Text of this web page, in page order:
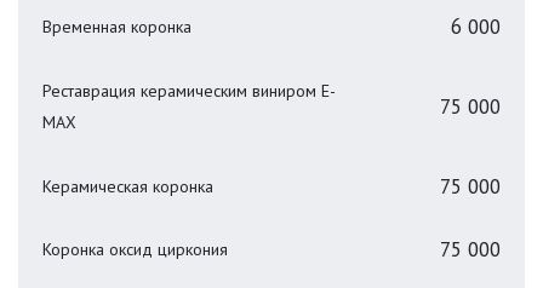
Временная коронка 6 000
Реставрация керамическим виниром E-
MAX
75 000
Керамическая коронка 75 000
Коронка оксид циркония 75 000